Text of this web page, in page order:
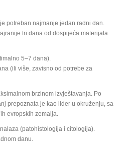
potreban najmanje jedan radni dan.
tri dana od dospijeća materijala.
5–7 dana).
(ili više, zavisno od potrebe za
brzinom izvještavanja. Po
prepoznata je kao lider u okruženju, sa
evropskih zemalja.
(patohistologija i citologija).
danu.